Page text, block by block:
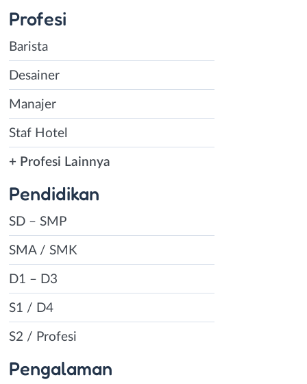
kamu
tinggi. Tak
untuk posisi
apalagi
bersaing
kata
masing-
hal
bisa bersaing,
Bahkan ada
mencari minat
kegiatan
sukai dan akan
hal yang kamu
Profesi
Barista
Desainer
Manajer
Staf Hotel
+ Profesi Lainnya
Pendidikan
SD – SMP
SMA / SMK
D1 – D3
S1 / D4
S2 / Profesi
Pengalaman